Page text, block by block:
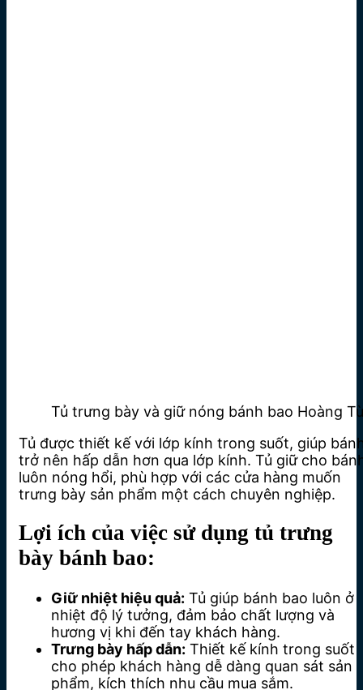
Tủ trưng bày và giữ nóng bánh bao Hoàng
Tủ được thiết kế với lớp kính trong suốt, giúp
trở nên hấp dẫn hơn qua lớp kính. Tủ giữ cho
luôn nóng hổi, phù hợp với các cửa hàng muốn
trưng bày sản phẩm một cách chuyên nghiệp.
Lợi ích của việc sử dụng tủ trưng
bày bánh bao:
Giữ nhiệt hiệu quả: Tủ giúp bánh bao luôn ở
nhiệt độ lý tưởng, đảm bảo chất lượng và
hương vị khi đến tay khách hàng.
Trưng bày hấp dẫn: Thiết kế kính trong suốt
cho phép khách hàng dễ dàng quan sát sản
phẩm, kích thích nhu cầu mua sắm.